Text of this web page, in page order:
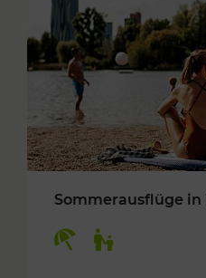
Sommerausflüge in